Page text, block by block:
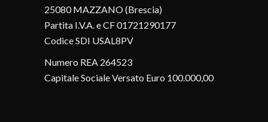
25080 MAZZANO (Brescia)
Partita I.V.A. e CF 01721290177
Codice SDI USAL8PV
Numero REA 264523
Capitale Sociale Versato Euro 100.000,00